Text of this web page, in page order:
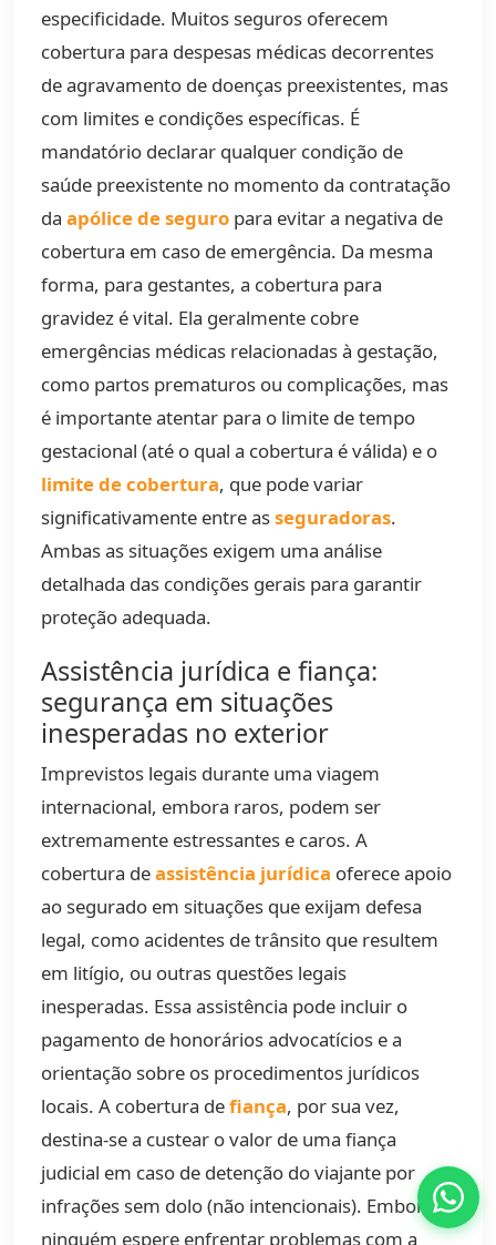
especificidade. Muitos seguros oferecem
cobertura para despesas médicas decorrentes
de agravamento de doenças preexistentes, mas
com limites e condições específicas. É
mandatório declarar qualquer condição de
saúde preexistente no momento da contratação
da apólice de seguro para evitar a negativa de
cobertura em caso de emergência. Da mesma
forma, para gestantes, a cobertura para
gravidez é vital. Ela geralmente cobre
emergências médicas relacionadas à gestação,
como partos prematuros ou complicações, mas
é importante atentar para o limite de tempo
gestacional (até o qual a cobertura é válida) e o
limite de cobertura, que pode variar
significativamente entre asseguradoras.
Ambas as situações exigem uma análise
detalhada das condições gerais para garantir
proteção adequada.
Assistência jurídica e fiança:
segurança em situações
inesperadas no exterior
Imprevistos legais durante uma viagem
internacional, embora raros, podem ser
extremamente estressantes e caros. A
cobertura deassistência jurídica oferece apoio
ao segurado em situações que exijam defesa
legal, como acidentes de trânsito que resultem
em litígio, ou outras questões legais
inesperadas. Essa assistência pode incluir o
pagamento de honorários advocatícios e a
orientação sobre os procedimentos jurídicos
locais. A cobertura defiança, por sua vez,
destina-se a custear o valor de uma fiança
judicial em caso de detenção do viajante por
infrações sem dolo (não intencionais). Embora
ninguém espere enfrentar problemas com a